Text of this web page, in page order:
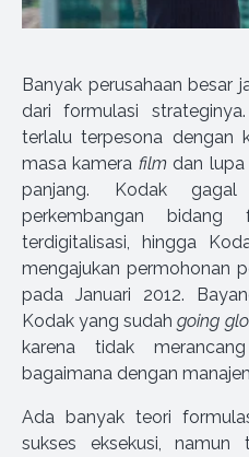
Banyak perusahaan besar
dari formulasi
terlalu terpesona dengan
masa kamera filmdan lupa
panjang. Kodak gagal
perkembangan bidang
terdigitalisasi, hingga
mengajukan permohonan
pada Januari 2012.
Kodak yang sudahgoing
karena tidak
bagaimana dengan
Ada banyak teori
sukses eksekusi,